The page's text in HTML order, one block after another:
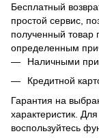
Бесплатный
простой сервис,
полученный товар
определенным
Наличными
Кредитной
Гарантия на
характеристик.
воспользуйтесь